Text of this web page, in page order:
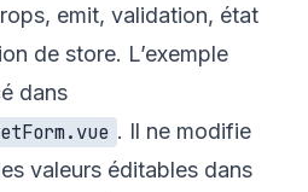
emit, validation, état
de store. L’exemple
dans
. Il ne modifie
valeurs éditables dans